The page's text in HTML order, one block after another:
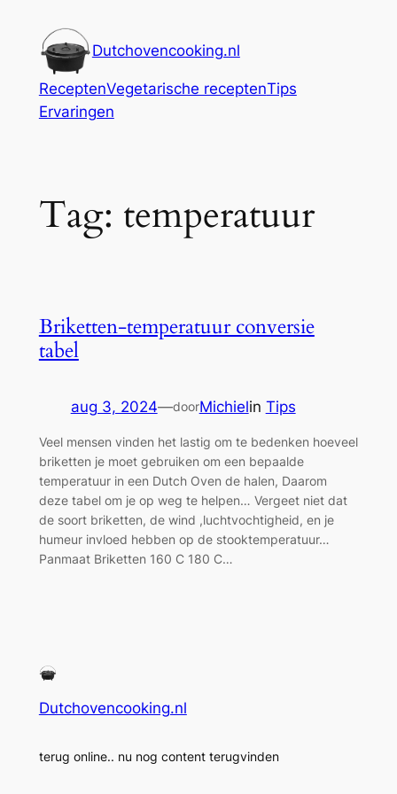
inhoud
Dutchovencooking.nl
ReceptenVegetarische receptenTips
Ervaringen
Tag: temperatuur
Briketten-temperatuur conversie
tabel
aug 3, 2024—doorMichielin Tips
Veel mensen vinden het lastig om te bedenken hoeveel
briketten je moet gebruiken om een bepaalde
temperatuur in een Dutch Oven de halen, Daarom
deze tabel om je op weg te helpen… Vergeet niet dat
de soort briketten, de wind ,luchtvochtigheid, en je
humeur invloed hebben op de stooktemperatuur…
Panmaat Briketten 160 C 180 C…
Dutchovencooking.nl
terug online.. nu nog content terugvinden